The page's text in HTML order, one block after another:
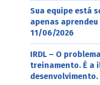
Sua equipe está
apenas
11/06/2026
IRDL – O
treinamento. É a
desenvolvimento.